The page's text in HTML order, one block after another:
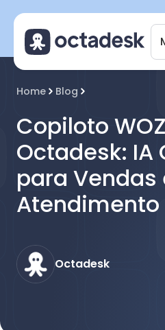
Home Blog
Copiloto
Octadesk: IA
para Vendas
Atendimento
Octadesk
Octadesk